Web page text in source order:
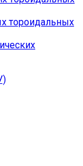
тороидальных